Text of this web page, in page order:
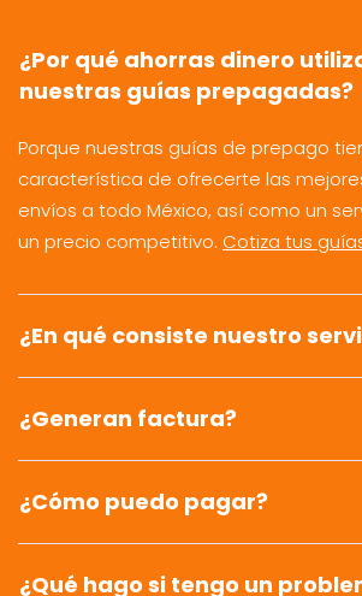
¿Por qué ahorras dinero
nuestras guías prepagadas?
Porque nuestras guías de prepago
característica de ofrecerte las
envíos a todo México, así como un
un precio competitivo. Cotiza tus
¿En qué consiste nuestro
¿Generan factura?
¿Cómo puedo pagar?
¿Qué hago si tengo un